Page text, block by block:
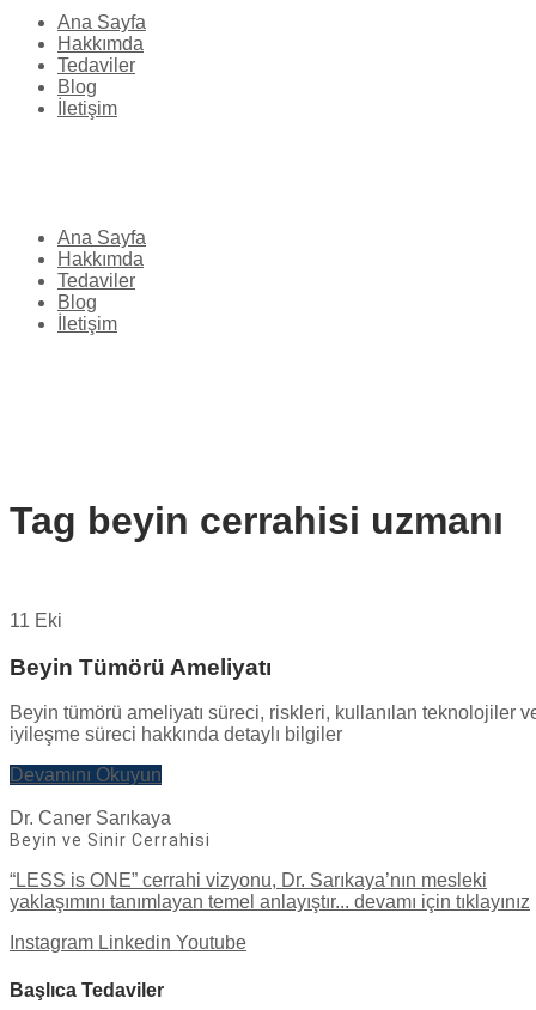
Ana Sayfa
Hakkımda
Tedaviler
Blog
İletişim
Ana Sayfa
Hakkımda
Tedaviler
Blog
İletişim
Tag beyin cerrahisi uzmanı
11 Eki
Beyin Tümörü Ameliyatı
Beyin tümörü ameliyatı süreci, riskleri, kullanılan teknolojiler
iyileşme süreci hakkında detaylı bilgiler
Devamını Okuyun
Dr. Caner Sarıkaya
Beyin ve Sinir Cerrahisi
“LESS is ONE” cerrahi vizyonu, Dr. Sarıkaya’nın mesleki
yaklaşımını tanımlayan temel anlayıştır... devamı için tıklayınız
Instagram Linkedin Youtube
Başlıca Tedaviler